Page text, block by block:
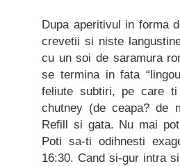
Dupa aperitivul in forma
crevetii si niste
cu un soi de saramura
se termina in fata
feliute subtiri, pe care
chutney (de ceapa? de
Refill si gata. Nu mai
Poti sa-ti odihnesti
16:30. Cand si-gur intra